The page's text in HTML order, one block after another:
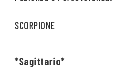
*Sagittario*